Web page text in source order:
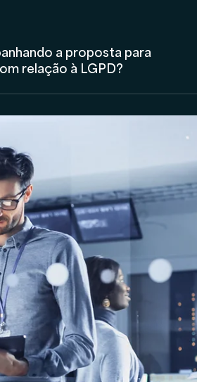
a proposta para
relação à LGPD?